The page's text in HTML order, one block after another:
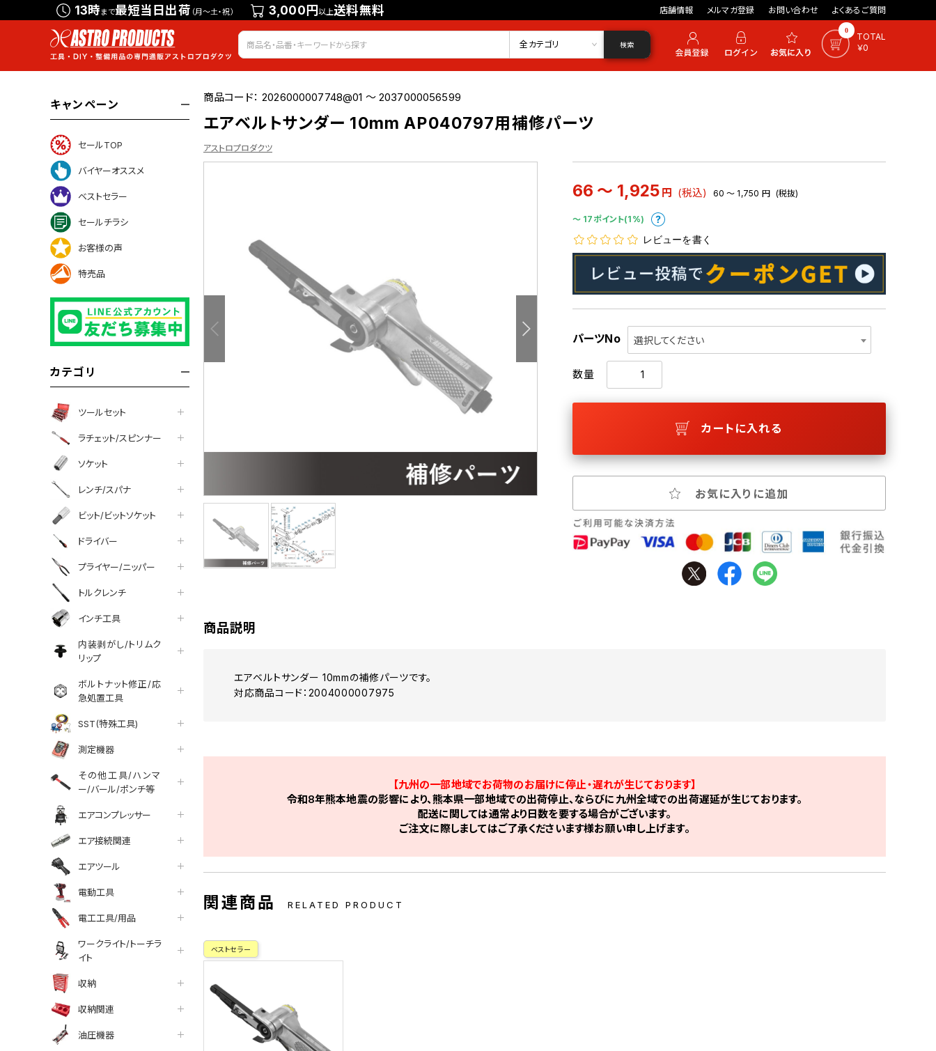
13時まで最短当日出荷 （月～土・祝） 3,000円以上送料無料 店舗情報 メルマガ登録 お問い合わせ よくあるご質問
会員登録 ログイン お気に入り 0
TOTAL
￥0
全カテゴリ 検索
キャンペーン
セールTOP
バイヤーオススメ
ベストセラー
セールチラシ
お客様の声
特売品
カテゴリ
ツールセット
ラチェット/スピンナー
ソケット
レンチ/スパナ
ビット/ビットソケット
ドライバー
プライヤー/ニッパー
トルクレンチ
インチ工具
内装剥がし/トリムク
リップ
ボルトナット修正/応
急処置工具
SST(特殊工具)
測定機器
その他工具/ハンマ
ー/バール/ポンチ等
エアコンプレッサー
エア接続関連
エアツール
電動工具
電工工具/用品
ワークライト/トーチラ
イト
収納
収納関連
油圧機器
商品コード：2026000007748@01 ～ 2037000056599
エアベルトサンダー 10mm AP040797用補修パーツ
アストロプロダクツ
66 ～ 1,925 円 (税込) 60 ～ 1,750 円 (税抜)
〜 17ポイント(1%)
レビューを書く
パーツNo 選択してください
数量
カートに入れる
お気に入りに追加
facebook
line
商品説明
エアベルトサンダー 10mmの補修パーツです。
対応商品コード：2004000007975
【九州の一部地域でお荷物のお届けに停止・遅れが生じております】
令和8年熊本地震の影響により、熊本県一部地域での出荷停止、ならびに九州全域での出荷遅延が生じております。
配送に関しては通常より日数を要する場合がございます。
ご注文に際しましてはご了承くださいます様お願い申し上げます。
関連商品 RELATED PRODUCT
ベストセラー